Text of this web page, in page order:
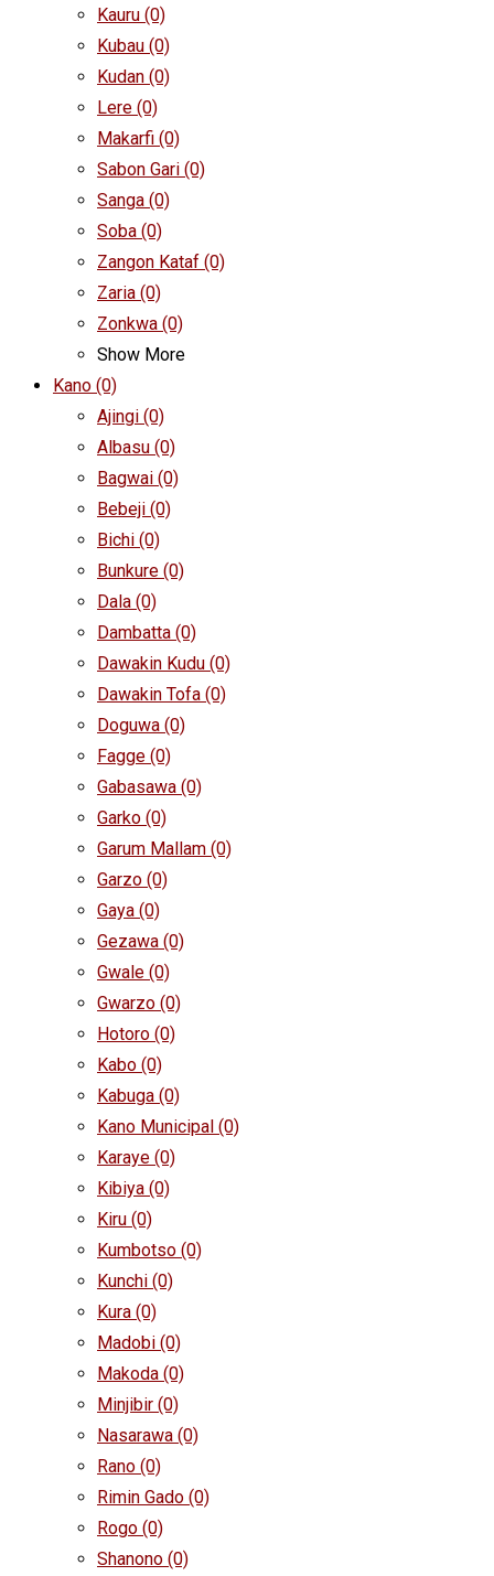
Kauru (0)
Kubau (0)
Kudan (0)
Lere (0)
Makarfi (0)
Sabon Gari (0)
Sanga (0)
Soba (0)
Zangon Kataf (0)
Zaria (0)
Zonkwa (0)
Show More
Kano (0)
Ajingi (0)
Albasu (0)
Bagwai (0)
Bebeji (0)
Bichi (0)
Bunkure (0)
Dala (0)
Dambatta (0)
Dawakin Kudu (0)
Dawakin Tofa (0)
Doguwa (0)
Fagge (0)
Gabasawa (0)
Garko (0)
Garum Mallam (0)
Garzo (0)
Gaya (0)
Gezawa (0)
Gwale (0)
Gwarzo (0)
Hotoro (0)
Kabo (0)
Kabuga (0)
Kano Municipal (0)
Karaye (0)
Kibiya (0)
Kiru (0)
Kumbotso (0)
Kunchi (0)
Kura (0)
Madobi (0)
Makoda (0)
Minjibir (0)
Nasarawa (0)
Rano (0)
Rimin Gado (0)
Rogo (0)
Shanono (0)